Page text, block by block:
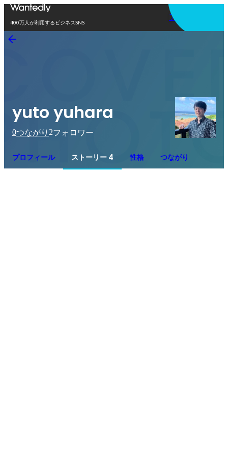
400万人が利用するビジネスSNS
アプリを使う
yuto yuhara
0つながり 2フォロワー
プロフィール ストーリー 4 性格 つながり